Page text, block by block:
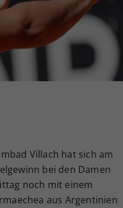
Villach hat sich am
bei den Damen
noch mit einem
aus Argentinien
Einstellungen, falls der
dies eingestellt hat.